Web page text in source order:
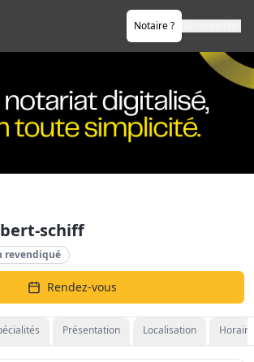
Notaire ?
schiff
revendiqué
Rendez-vous
Présentation Localisation